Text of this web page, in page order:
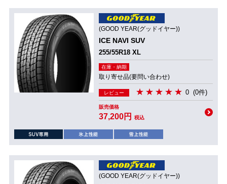
(GOOD YEAR(グッドイヤー))
ICE NAVI SUV
255/55R18 XL
在庫・納期
取り寄せ品(要問い合わせ)
レビュー 0 (0件)
販売価格
37,200円 税込
(GOOD YEAR(グッドイヤー))